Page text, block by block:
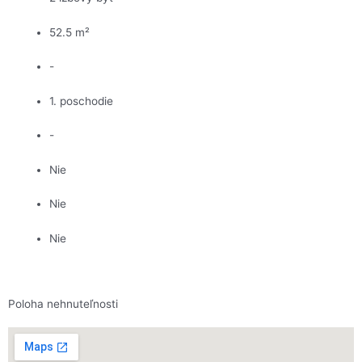
52.5 m²
-
1. poschodie
-
Nie
Nie
Nie
Poloha nehnuteľnosti